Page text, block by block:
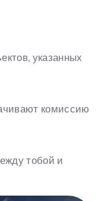
указанных
комиссию
тобой и